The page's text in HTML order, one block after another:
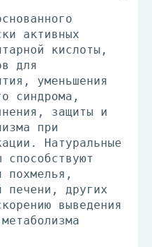
активных
кислоты,
для
уменьшения
синдрома,
защиты и
при
Натуральные
способствуют
похмелья,
печени, других
выведения